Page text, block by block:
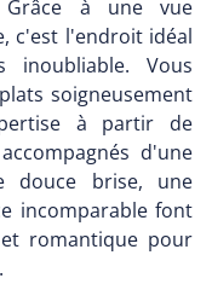
à une vue
c'est l'endroit idéal
Vous
soigneusement
à partir de
d'une
douce brise, une
incomparable font
romantique pour